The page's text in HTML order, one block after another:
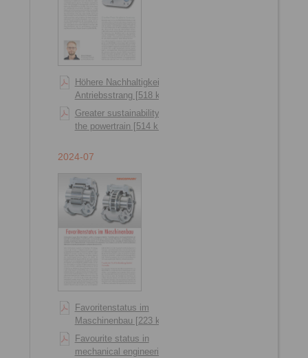
Höhere Nachhaltigkeit im
Antriebsstrang [518 kB]
Greater sustainability in
the powertrain [514 kB]
2024-07
Favoritenstatus im
Maschinenbau [223 kB]
Favourite status in
mechanical engineering